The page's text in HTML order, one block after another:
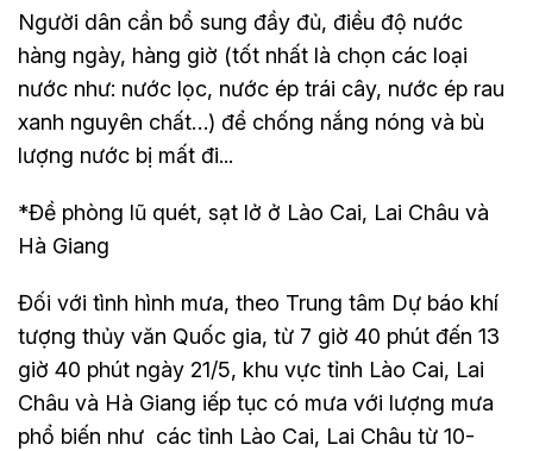
Người dân cần bổ sung đầy đủ, điều độ nước
hàng ngày, hàng giờ (tốt nhất là chọn các loại
nước như: nước lọc, nước ép trái cây, nước ép rau
xanh nguyên chất…) để chống nắng nóng và bù
lượng nước bị mất đi...
*Đề phòng lũ quét, sạt lở ở Lào Cai, Lai Châu và
Hà Giang
Đối với tình hình mưa, theo Trung tâm Dự báo khí
tượng thủy văn Quốc gia, từ 7 giờ 40 phút đến 13
giờ 40 phút ngày 21/5, khu vực tỉnh Lào Cai, Lai
Châu và Hà Giang iếp tục có mưa với lượng mưa
phổ biến như các tỉnh Lào Cai, Lai Châu từ 10-